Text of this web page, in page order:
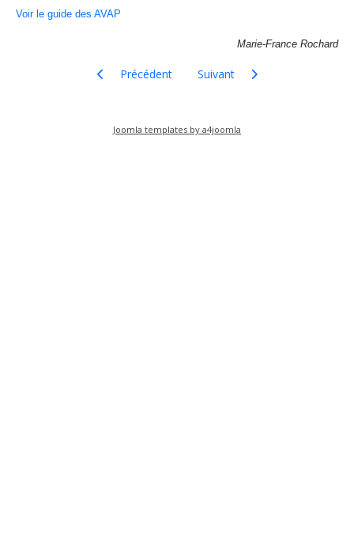
Voir le guide des AVAP
Marie-France Rochard
Article précédent : Jardins historiques
Précédent Article suivant : Panneaux
Suivant
Joomla templates by a4joomla